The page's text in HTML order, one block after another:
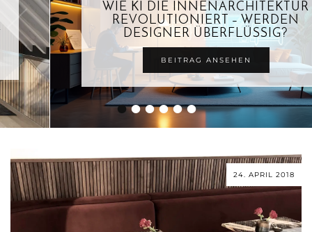
••••••
WIE KI DIE INNENARCHITEKTUR
REVOLUTIONIERT – WERDEN
DESIGNER ÜBERFLÜSSIG?
BEITRAG ANSEHEN
24. APRIL 2018